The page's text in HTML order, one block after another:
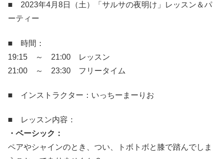
■ 2023年4月8日（土）「サルサの夜明け」レッスン＆パ
ーティー
■ 時間：
19:15 ～ 21:00 レッスン
21:00 ～ 23:30 フリータイム
■ インストラクター：いっちーまーりお
■ レッスン内容：
・ベーシック：
ペアやシャインのとき、つい、トボトボと膝で踏んでしま